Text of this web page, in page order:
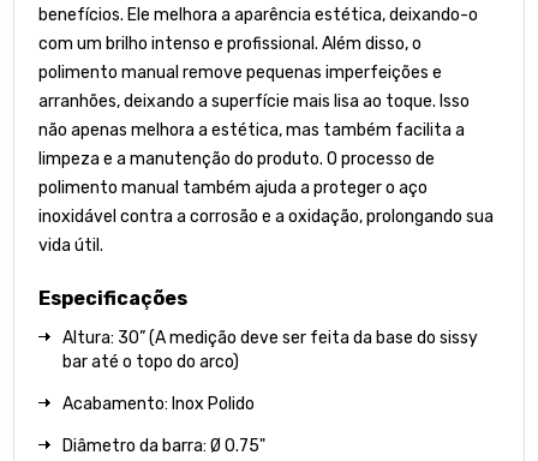
benefícios. Ele melhora a aparência estética, deixando-o
com um brilho intenso e profissional. Além disso, o
polimento manual remove pequenas imperfeições e
arranhões, deixando a superfície mais lisa ao toque. Isso
não apenas melhora a estética, mas também facilita a
limpeza e a manutenção do produto. O processo de
polimento manual também ajuda a proteger o aço
inoxidável contra a corrosão e a oxidação, prolongando sua
vida útil.
Especificações
Altura: 30” (A medição deve ser feita da base do sissy
bar até o topo do arco)
Acabamento: Inox Polido
Diâmetro da barra: Ø 0.75"